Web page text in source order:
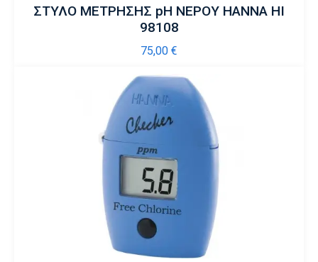
ΣΤΥΛΟ ΜΕΤΡΗΣΗΣ pH ΝΕΡΟΥ HANNA HI
98108
75,00 €